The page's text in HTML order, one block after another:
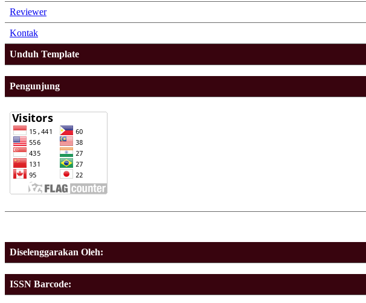
Reviewer
Kontak
Unduh Template
Pengunjung
Diselenggarakan Oleh:
ISSN Barcode: